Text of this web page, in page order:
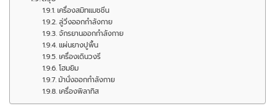
เครื่องสมิทแมชชีน
ลู่วิ่งออกกำลังกาย
จักรยานออกกำลังกาย
แผ่นยางปูพื้น
เครื่องเดินวงรี
โฮมยิม
ม้านั่งออกกำลังกาย
เครื่องพิลาทิส